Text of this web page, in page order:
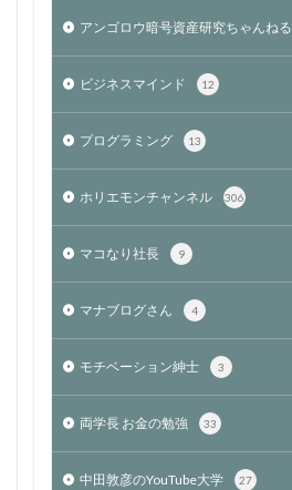
アンゴロウ暗号資産研究ちゃんねる
ビジネスマインド 12
プログラミング 13
ホリエモンチャンネル 306
マコなり社長 9
マナブログさん 4
モチベーション紳士 3
両学長 お金の勉強 33
中田敦彦のYouTube大学 27